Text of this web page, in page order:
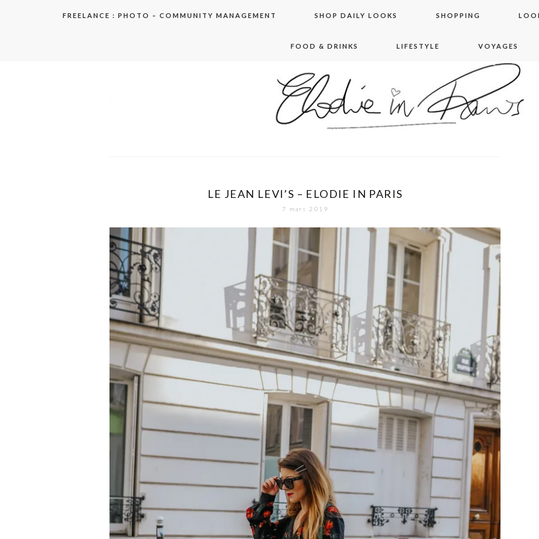
FREELANCE : PHOTO – COMMUNITY MANAGEMENT SHOP DAILY LOOKS SHOPPING
FOOD & DRINKS LIFESTYLE VOYAGES
elodie in paris
LE JEAN LEVI’S – ELODIE IN PARIS
7 mars 2019